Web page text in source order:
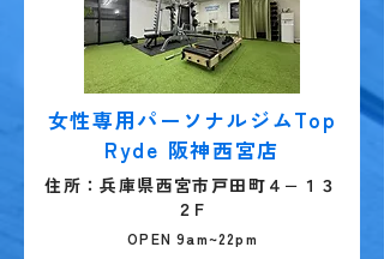
女性専用パーソナルジムTop
Ryde 阪神西宮店
住所：兵庫県西宮市戸田町４−１３
２F
OPEN 9am~22pm